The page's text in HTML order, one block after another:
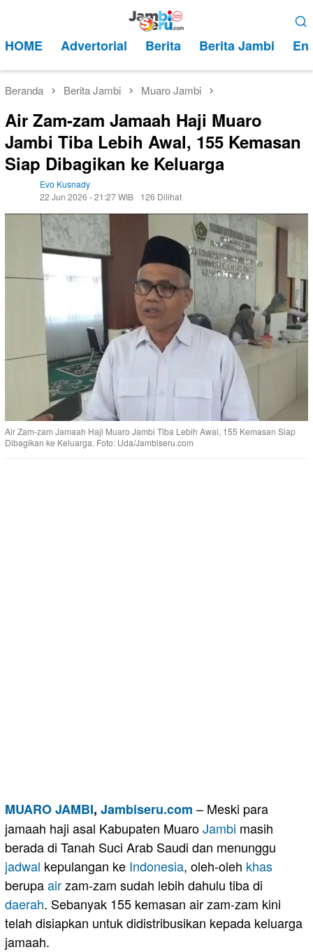
kontenMobile
HOME Advertorial Berita Berita Jambi
Beranda Berita Jambi Muaro Jambi
Air Zam-zam Jamaah Haji Muaro
Jambi Tiba Lebih Awal, 155 Kemasan
Siap Dibagikan ke Keluarga
Evo Kusnady
22 Jun 2026 - 21:27 WIB
126 Dilihat
Air Zam-zam Jamaah Haji Muaro Jambi Tiba Lebih Awal, 155 Kemasan Siap
Dibagikan ke Keluarga. Foto: Uda/Jambiseru.com
MUARO JAMBI, Jambiseru.com – Meski para
jamaah haji asal Kabupaten MuaroJambi masih
berada di Tanah Suci Arab Saudi dan menunggu
jadwal kepulangan ke Indonesia, oleh-oleh khas
berupaairzam-zam sudah lebih dahulu tiba di
daerah. Sebanyak 155 kemasan air zam-zam kini
telah disiapkan untuk didistribusikan kepada keluarga
jamaah.